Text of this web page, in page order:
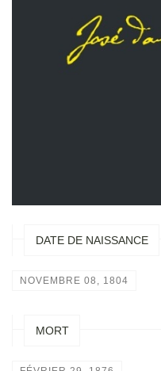
DATE DE NAISSANCE
NOVEMBRE 08, 1804
MORT